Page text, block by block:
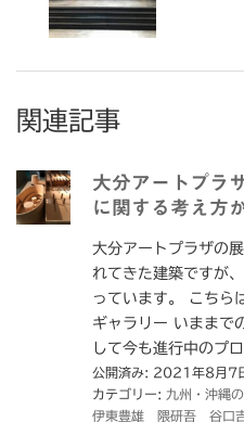
関連記事
大分アートプラ
に関する考え方
大分アートプラザの
れてきた建築ですが
っています。 こちら
ギャラリー いままで
して今も進行中のプ
公開済み: 2021年8月7
カテゴリー: 九州・沖縄
伊東豊雄 隈研吾 谷口